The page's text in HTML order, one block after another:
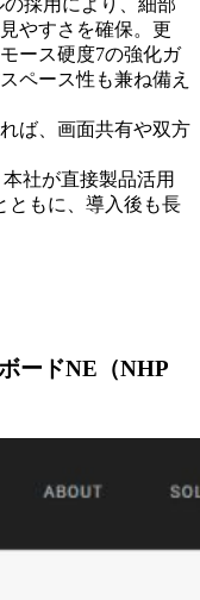
採用により、細部
やすさを確保。更
ース硬度7の強化ガ
ペース性も兼ね備え
ば、画面共有や双方
社が直接製品活用
ともに、導入後も長
ードNE（NHP